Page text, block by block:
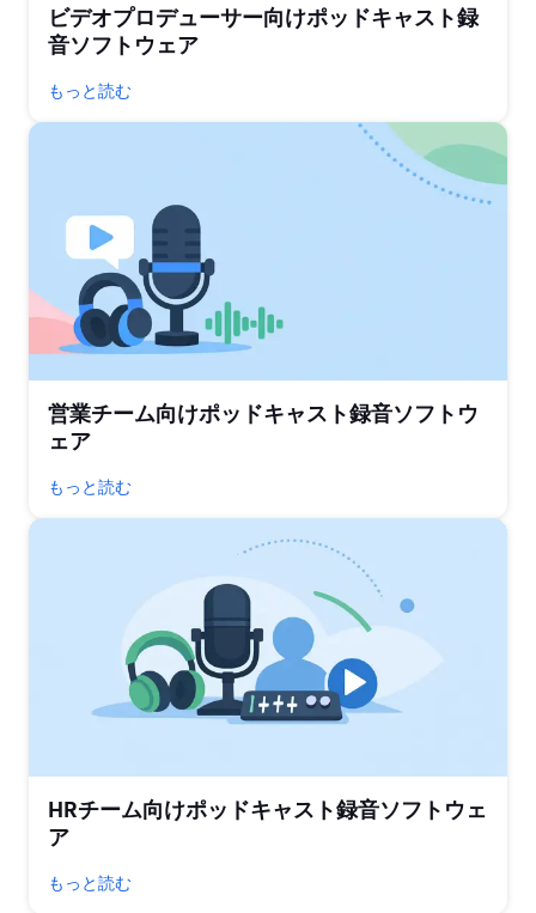
ビデオプロデューサー向けポッドキャスト録
音ソフトウェア
もっと読む
営業チーム向けポッドキャスト録音ソフトウ
ェア
もっと読む
HRチーム向けポッドキャスト録音ソフトウェ
ア
もっと読む